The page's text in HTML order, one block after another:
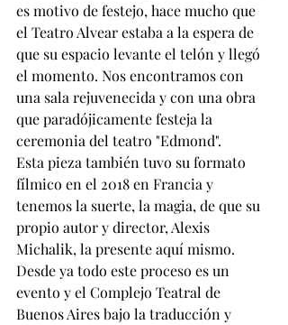
es motivo de festejo, hace mucho que
el Teatro Alvear estaba a la espera de
que su espacio levante el telón y llegó
el momento. Nos encontramos con
una sala rejuvenecida y con una obra
que paradójicamente festeja la
ceremonia del teatro "Edmond".
Esta pieza también tuvo su formato
fílmico en el 2018 en Francia y
tenemos la suerte, la magia, de que su
propio autor y director, Alexis
Michalik, la presente aquí mismo.
Desde ya todo este proceso es un
evento y el Complejo Teatral de
Buenos Aires bajo la traducción y